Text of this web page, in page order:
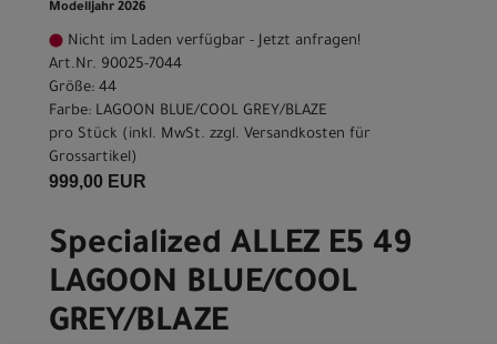
Modelljahr 2026
Nicht im Laden verfügbar - Jetzt anfragen!
Art.Nr. 90025-7044
Größe: 44
Farbe: LAGOON BLUE/COOL GREY/BLAZE
pro Stück (inkl. MwSt. zzgl. Versandkosten für
Grossartikel)
999,00 EUR
Specialized ALLEZ E5 49
LAGOON BLUE/COOL
GREY/BLAZE